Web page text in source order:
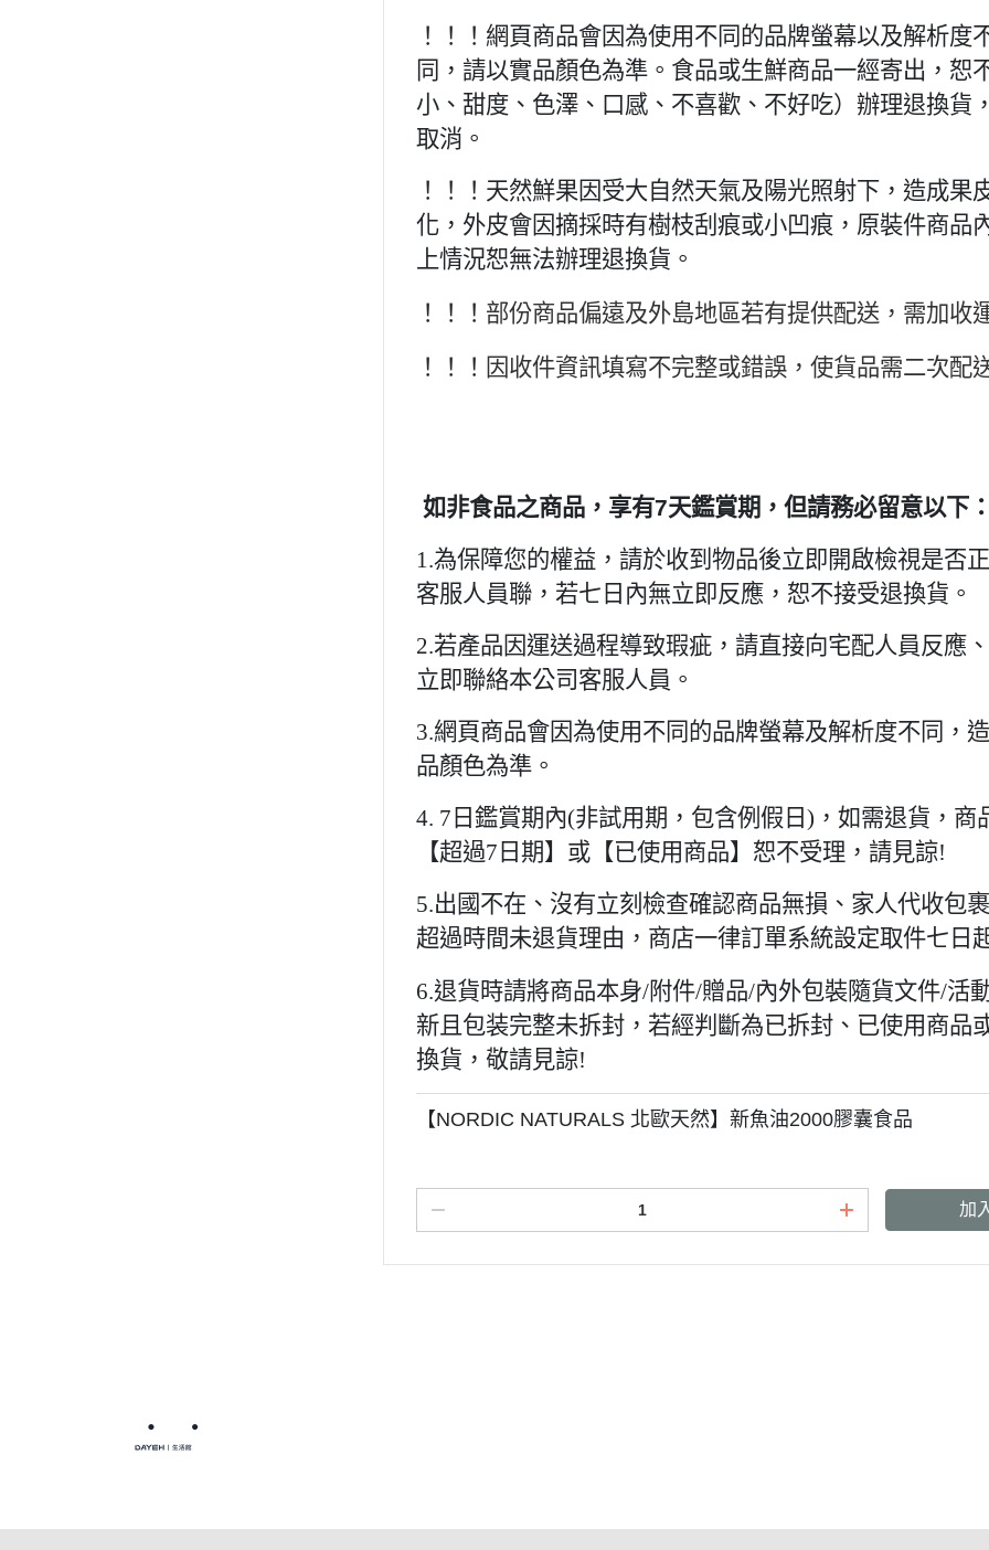
！！！網頁商品會因為使用不同的品牌螢幕以及解析度
同，請以實品顏色為準。食品或生鮮商品一經寄出，恕
小、甜度、色澤、口感、不喜歡、不好吃）辦理退換貨
取消。
！！！天然鮮果因受大自然天氣及陽光照射下，造成果
化，外皮會因摘採時有樹枝刮痕或小凹痕，原裝件商品
上情況恕無法辦理退換貨。
！！！ 部份商品偏遠及外島地區若有提供配送，需加收
！！！ 因收件資訊填寫不完整或錯誤，使貨品需二次配
如非食品之商品，享有7天鑑賞期，但請務必留意以下
1.為保障您的權益，請於收到物品後立即開啟檢視是否
客服人員聯，若七日內無立即反應，恕不接受退換貨。
2.若產品因運送過程導致瑕疵，請直接向宅配人員反應
立即聯絡本公司客服人員。
3.網頁商品會因為使用不同的品牌螢幕及解析度不同，
品顏色為準。
4. 7日鑑賞期內(非試用期，包含例假日)，如需退貨，
【超過7日期】或【已使用商品】恕不受理，請見諒!
5.出國不在、沒有立刻檢查確認商品無損、家人代收包
超過時間未退貨理由，商店一律訂單系統設定取件七日
6.退貨時請將商品本身/附件/贈品/內外包裝隨貨文件/活
新且包装完整未拆封，若經判斷為已拆封、已使用商品
換貨，敬請見諒!
【NORDIC NATURALS 北歐天然】新魚油2000膠囊食品
加